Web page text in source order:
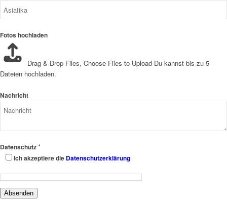
Fotos hochladen
Drag & Drop Files, Choose Files to Upload Du kannst bis zu 5
Dateien hochladen.
Nachricht
Datenschutz*
Ich akzeptiere die Datenschutzerklärung
Absenden